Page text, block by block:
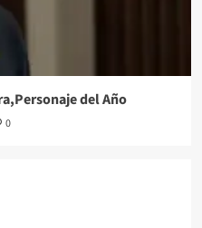
del Año
0